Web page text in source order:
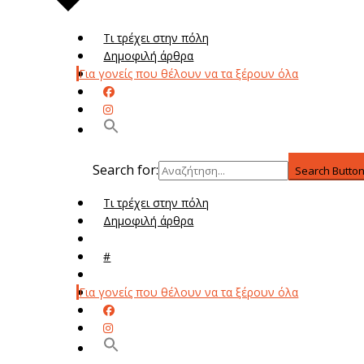
Τι τρέχει στην πόλη
Δημοφιλή άρθρα
Για γονείς που θέλουν να τα ξέρουν όλα
Search for: Search
Τι τρέχει στην πόλη
Δημοφιλή άρθρα
#
Για γονείς που θέλουν να τα ξέρουν όλα